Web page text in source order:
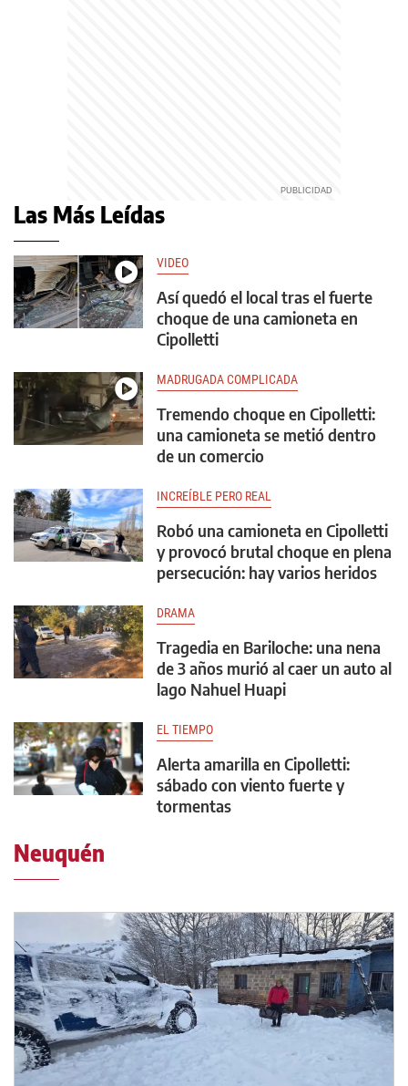
Las Más Leídas
VIDEO
Así quedó el local tras el fuerte
choque de una camioneta en
Cipolletti
MADRUGADA COMPLICADA
Tremendo choque en Cipolletti:
una camioneta se metió dentro
de un comercio
INCREÍBLE PERO REAL
Robó una camioneta en Cipolletti
y provocó brutal choque en plena
persecución: hay varios heridos
DRAMA
Tragedia en Bariloche: una nena
de 3 años murió al caer un auto al
lago Nahuel Huapi
EL TIEMPO
Alerta amarilla en Cipolletti:
sábado con viento fuerte y
tormentas
Neuquén